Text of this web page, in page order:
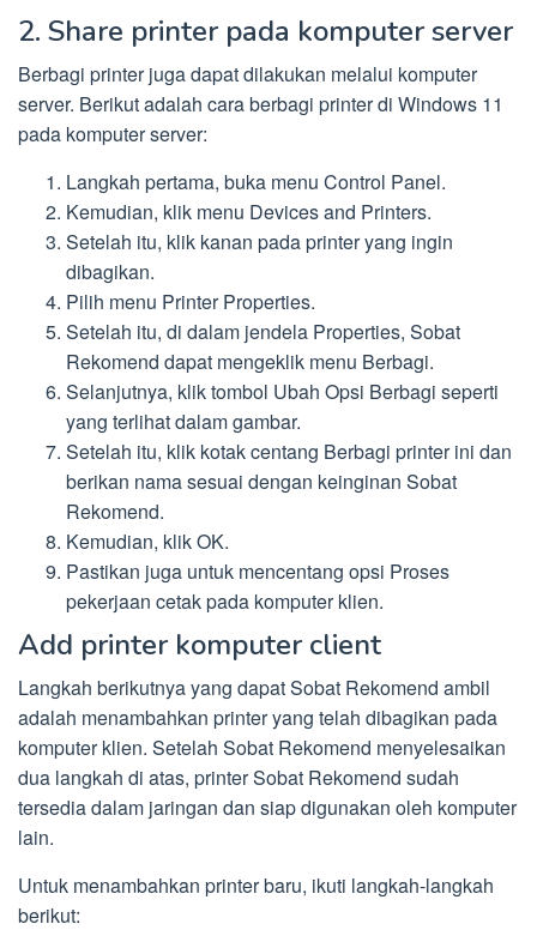
2. Share printer pada komputer server
Berbagi printer juga dapat dilakukan melalui komputer
server. Berikut adalah cara berbagi printer di Windows 11
pada komputer server:
Langkah pertama, buka menu Control Panel.
Kemudian, klik menu Devices and Printers.
Setelah itu, klik kanan pada printer yang ingin
dibagikan.
Pilih menu Printer Properties.
Setelah itu, di dalam jendela Properties, Sobat
Rekomend dapat mengeklik menu Berbagi.
Selanjutnya, klik tombol Ubah Opsi Berbagi seperti
yang terlihat dalam gambar.
Setelah itu, klik kotak centang Berbagi printer ini dan
berikan nama sesuai dengan keinginan Sobat
Rekomend.
Kemudian, klik OK.
Pastikan juga untuk mencentang opsi Proses
pekerjaan cetak pada komputer klien.
Add printer komputer client
Langkah berikutnya yang dapat Sobat Rekomend ambil
adalah menambahkan printer yang telah dibagikan pada
komputer klien. Setelah Sobat Rekomend menyelesaikan
dua langkah di atas, printer Sobat Rekomend sudah
tersedia dalam jaringan dan siap digunakan oleh komputer
lain.
Untuk menambahkan printer baru, ikuti langkah-langkah
berikut: